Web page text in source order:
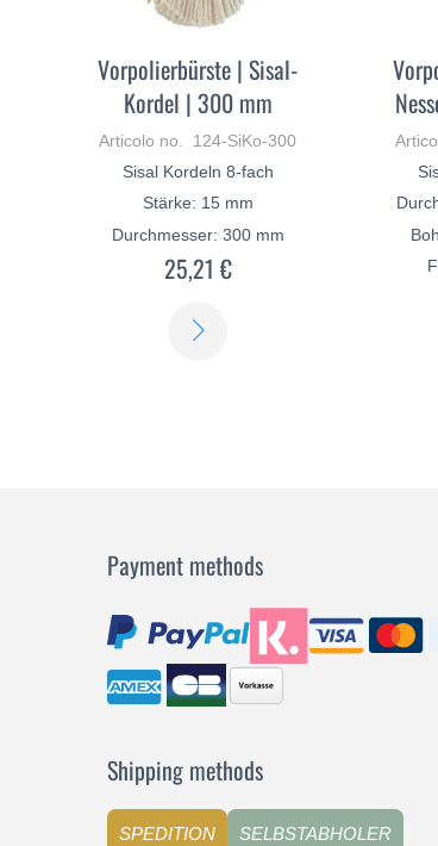
Vorpolierbürste | Sisal-
Kordel | 300 mm
Articolo no. 124-SiKo-300
Sisal Kordeln 8-fach
Stärke: 15 mm
Durchmesser: 300 mm
25,21 €
Payment methods
Shipping methods
SPEDITION SELBSTABHOLER